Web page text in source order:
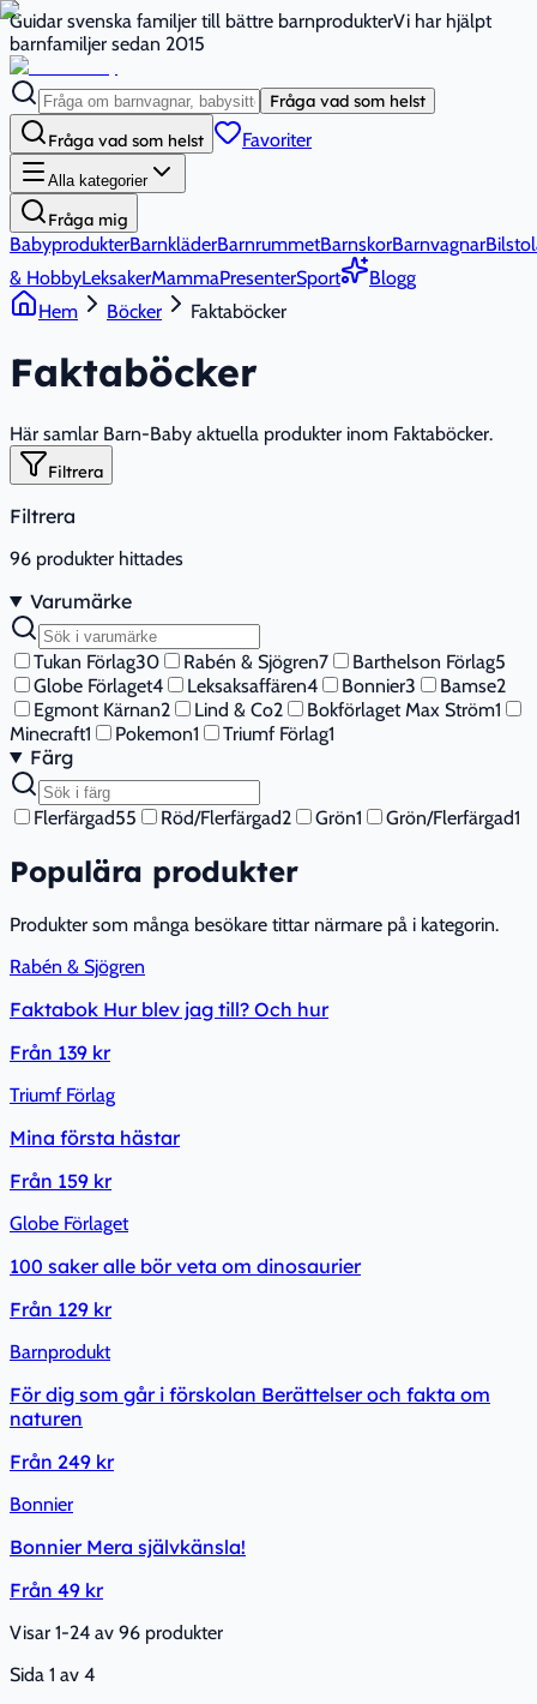
Guidar svenska familjer till bättre barnprodukterVi har hjälpt
barnfamiljer sedan 2015
Fråga vad som helst
Fråga vad som helst Favoriter
Alla kategorier
Fråga mig
BabyprodukterBarnkläderBarnrummetBarnskorBarnvagnar
& HobbyLeksakerMammaPresenterSport
Blogg
Hem
Böcker Faktaböcker
Faktaböcker
Här samlar Barn-Baby aktuella produkter inom Faktaböcker.
Filtrera
Filtrera
96 produkter hittades
Varumärke
Tukan Förlag30 Rabén & Sjögren7 Barthelson Förlag5
Globe Förlaget4 Leksaksaffären4 Bonnier3 Bamse2
Egmont Kärnan2 Lind & Co2 Bokförlaget Max Ström1
Minecraft1 Pokemon1 Triumf Förlag1
Färg
Flerfärgad55 Röd/Flerfärgad2 Grön1 Grön/Flerfärgad1
Populära produkter
Produkter som många besökare tittar närmare på i kategorin.
Rabén & Sjögren
Faktabok Hur blev jag till? Och hur
Från 139 kr
Triumf Förlag
Mina första hästar
Från 159 kr
Globe Förlaget
100 saker alle bör veta om dinosaurier
Från 129 kr
Barnprodukt
För dig som går i förskolan Berättelser och fakta om
naturen
Från 249 kr
Bonnier
Bonnier Mera självkänsla!
Från 49 kr
Visar 1-24 av 96 produkter
Sida 1 av 4